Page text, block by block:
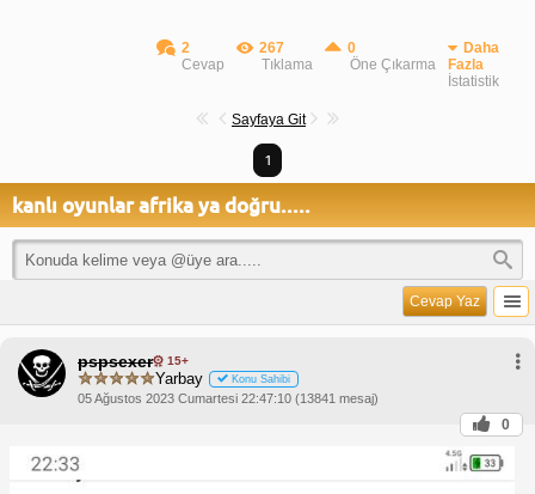
2
Cevap
267
Tıklama
0
Öne Çıkarma
Daha
Fazla
İstatistik
Sayfaya Git
1
kanlı oyunlar afrika ya doğru.....
Cevap Yaz
pspsexer 15+
Yarbay Konu Sahibi
05 Ağustos 2023 Cumartesi 22:47:10 (13841 mesaj)
0